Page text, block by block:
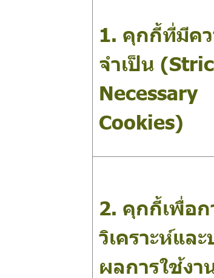
1. คุกกี้ที่มีค
จำเป็น
Necessary
Cookies)
2. คุกกี้เพื่อก
วิเคราะห์และ
ผลการใช้งา